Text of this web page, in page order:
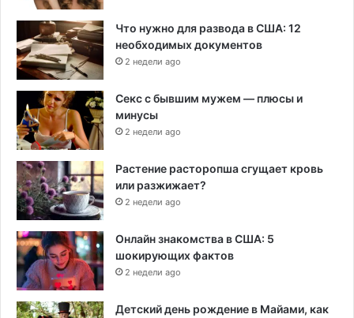
Что нужно для развода в США: 12
необходимых документов
2 недели ago
Секс с бывшим мужем — плюсы и
минусы
2 недели ago
Растение расторопша сгущает кровь
или разжижает?
2 недели ago
Онлайн знакомства в США: 5
шокирующих фактов
2 недели ago
Детский день рождение в Майами, как